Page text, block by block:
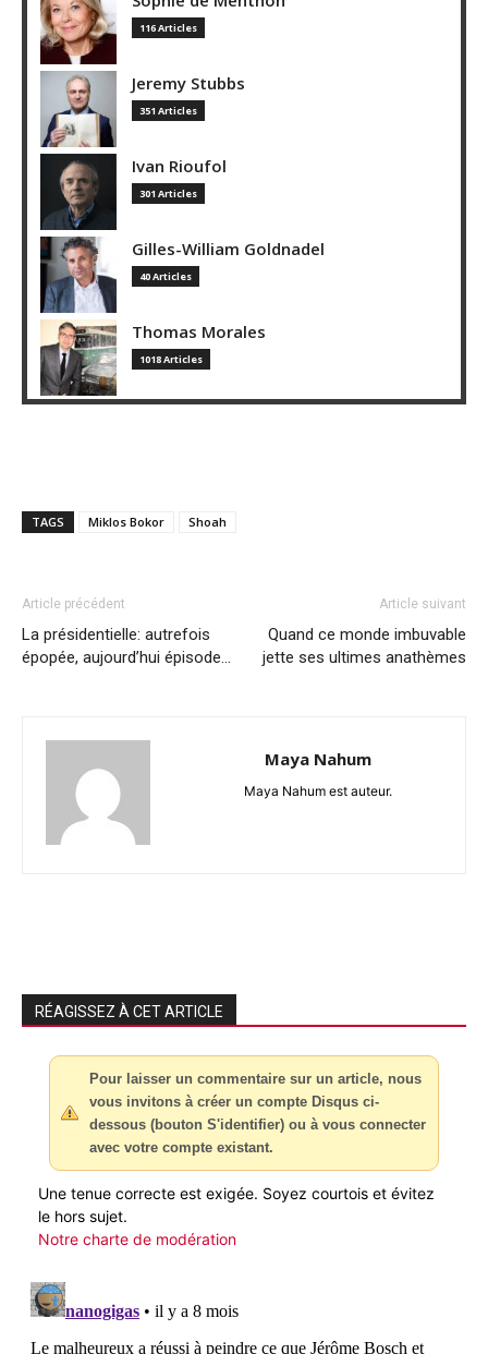
116 Articles
Jeremy Stubbs
351 Articles
Ivan Rioufol
301 Articles
Gilles-William Goldnadel
40 Articles
Thomas Morales
1018 Articles
TAGS Miklos Bokor Shoah
Article précédent
La présidentielle: autrefois
épopée, aujourd’hui épisode…
Article suivant
Quand ce monde imbuvable
jette ses ultimes anathèmes
Maya Nahum
Maya Nahum est auteur.
RÉAGISSEZ À CET ARTICLE
Pour laisser un commentaire sur un article, nous
vous invitons à créer un compte Disqus ci-
dessous (bouton S'identifier) ou à vous connecter
avec votre compte existant.
Une tenue correcte est exigée. Soyez courtois et évitez
le hors sujet.
Notre charte de modération